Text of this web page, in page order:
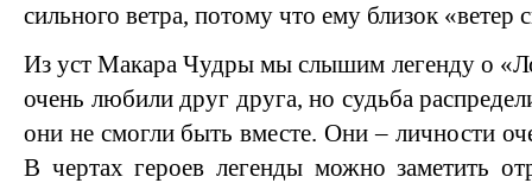
сильного ветра, потому что ему близок «ветер
Из уст Макара Чудры мы слышим легенду о
очень любили друг друга, но судьба
они не смогли быть вместе. Они – личности
В чертах героев легенды можно заметить